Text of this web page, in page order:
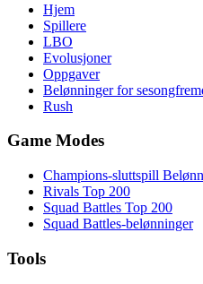
Hjem
Spillere
LBO
Evolusjoner
Oppgaver
Belønninger for
Rush
Game Modes
Champions-sluttspill
Rivals Top 200
Squad Battles Top 200
Squad Battles-belønninger
Tools